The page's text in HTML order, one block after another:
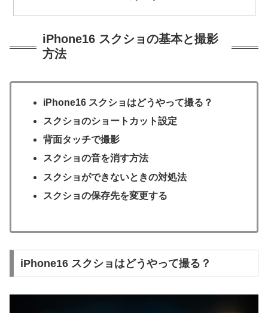
iPhone16 スクショの基本と撮影
方法
iPhone16 スクショはどうやって撮る？
スクショのショートカット設定
背面タッチで撮影
スクショの音を消す方法
スクショができないときの対処法
スクショの保存先を変更する
iPhone16 スクショはどうやって撮る？